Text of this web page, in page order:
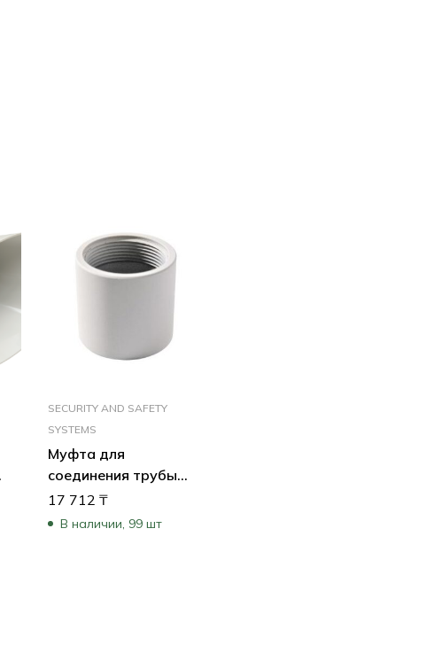
SECURITY AND SAFETY
SYSTEMS
Муфта для
соединения трубы
подвесного монтажа
17 712₸
В наличии, 99 шт